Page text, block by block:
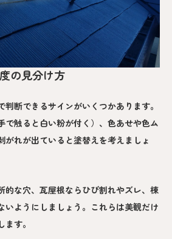
の見分け方
断できるサインがいくつかあります。
で触ると白い粉が付く）、色あせや色ム
がれが出ていると塗替えを考えましょ
的な穴、瓦屋根ならひび割れやズレ、棟
いようにしましょう。これらは美観だけ
す。